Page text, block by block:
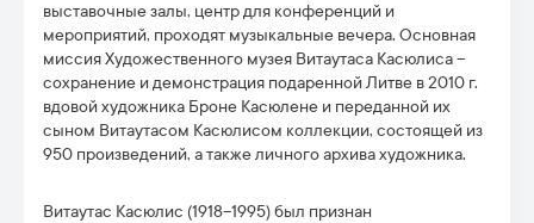
выставочные залы, центр для конференций и
мероприятий, проходят музыкальные вечера. Основная
миссия Художественного музея Витаутаса Касюлиса –
сохранение и демонстрация подаренной Литве в 2010 г.
вдовой художника Броне Касюлене и переданной их
сыном Витаутасом Касюлисом коллекции, состоящей из
950 произведений, а также личного архива художника.
Витаутас Касюлис (1918–1995) был признан